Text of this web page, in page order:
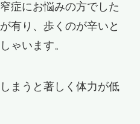
症にお悩みの方でした
有り、歩くのが辛いと
ゃいます。
まうと著しく体力が低